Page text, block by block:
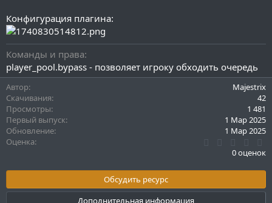
Конфигурация плагина:
Команды и права
player_pool.bypass - позволяет игроку обходить очередь
Автор
Majestrix
Скачивания
42
Просмотры
1 481
Первый выпуск
1 Мар 2025
Обновление
1 Мар 2025
Оценка
0
0
в
ё
0 оценок
Обсудить ресурс
Дополнительная информация